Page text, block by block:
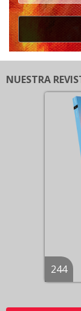
NUESTRA
244